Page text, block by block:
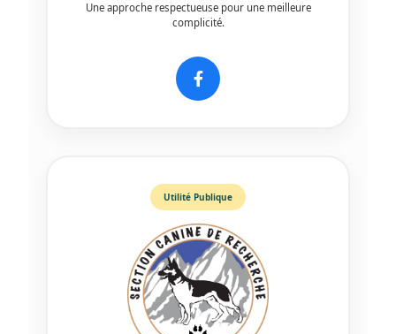
Une approche respectueuse pour une meilleure
complicité.
Utilité Publique